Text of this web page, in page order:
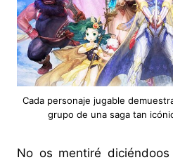
Cada personaje jugable
grupo de una saga tan
No os mentiré